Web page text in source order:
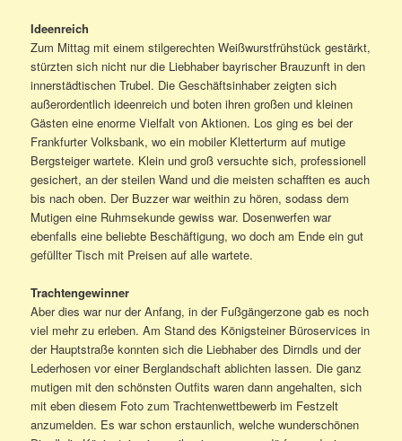
Ideenreich
Zum Mittag mit einem stilgerechten Weißwurstfrühstück gestärkt,
stürzten sich nicht nur die Liebhaber bayrischer Brauzunft in den
innerstädtischen Trubel. Die Geschäftsinhaber zeigten sich
außerordentlich ideenreich und boten ihren großen und kleinen
Gästen eine enorme Vielfalt von Aktionen. Los ging es bei der
Frankfurter Volksbank, wo ein mobiler Kletterturm auf mutige
Bergsteiger wartete. Klein und groß versuchte sich, professionell
gesichert, an der steilen Wand und die meisten schafften es auch
bis nach oben. Der Buzzer war weithin zu hören, sodass dem
Mutigen eine Ruhmsekunde gewiss war. Dosenwerfen war
ebenfalls eine beliebte Beschäftigung, wo doch am Ende ein gut
gefüllter Tisch mit Preisen auf alle wartete.
Trachtengewinner
Aber dies war nur der Anfang, in der Fußgängerzone gab es noch
viel mehr zu erleben. Am Stand des Königsteiner Büroservices in
der Hauptstraße konnten sich die Liebhaber des Dirndls und der
Lederhosen vor einer Berglandschaft ablichten lassen. Die ganz
mutigen mit den schönsten Outfits waren dann angehalten, sich
mit eben diesem Foto zum Trachtenwettbewerb im Festzelt
anzumelden. Es war schon erstaunlich, welche wunderschönen